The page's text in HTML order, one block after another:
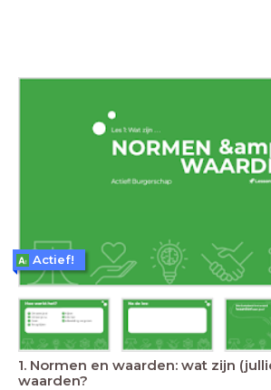
1. Normen en waarden: wat zijn
waarden?
Actief!